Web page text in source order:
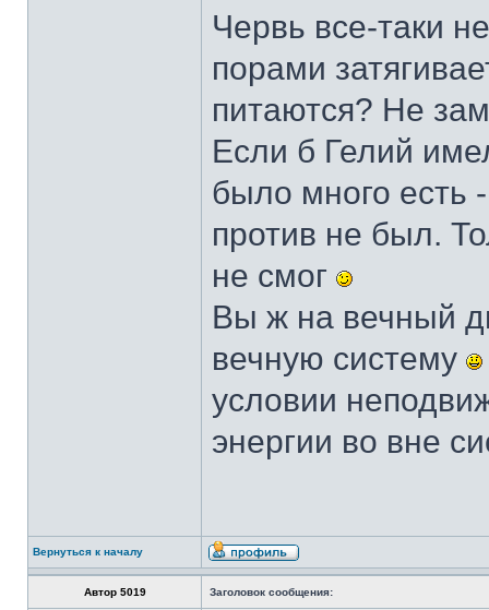
Червь все-таки
порами
питаются? Не
Если б Гелий
было много есть
против не был.
не смог
Вы ж на вечный
вечную систему
условии
энергии во вне
Вернуться к началу
Автор 5019 Заголовок сообщения: